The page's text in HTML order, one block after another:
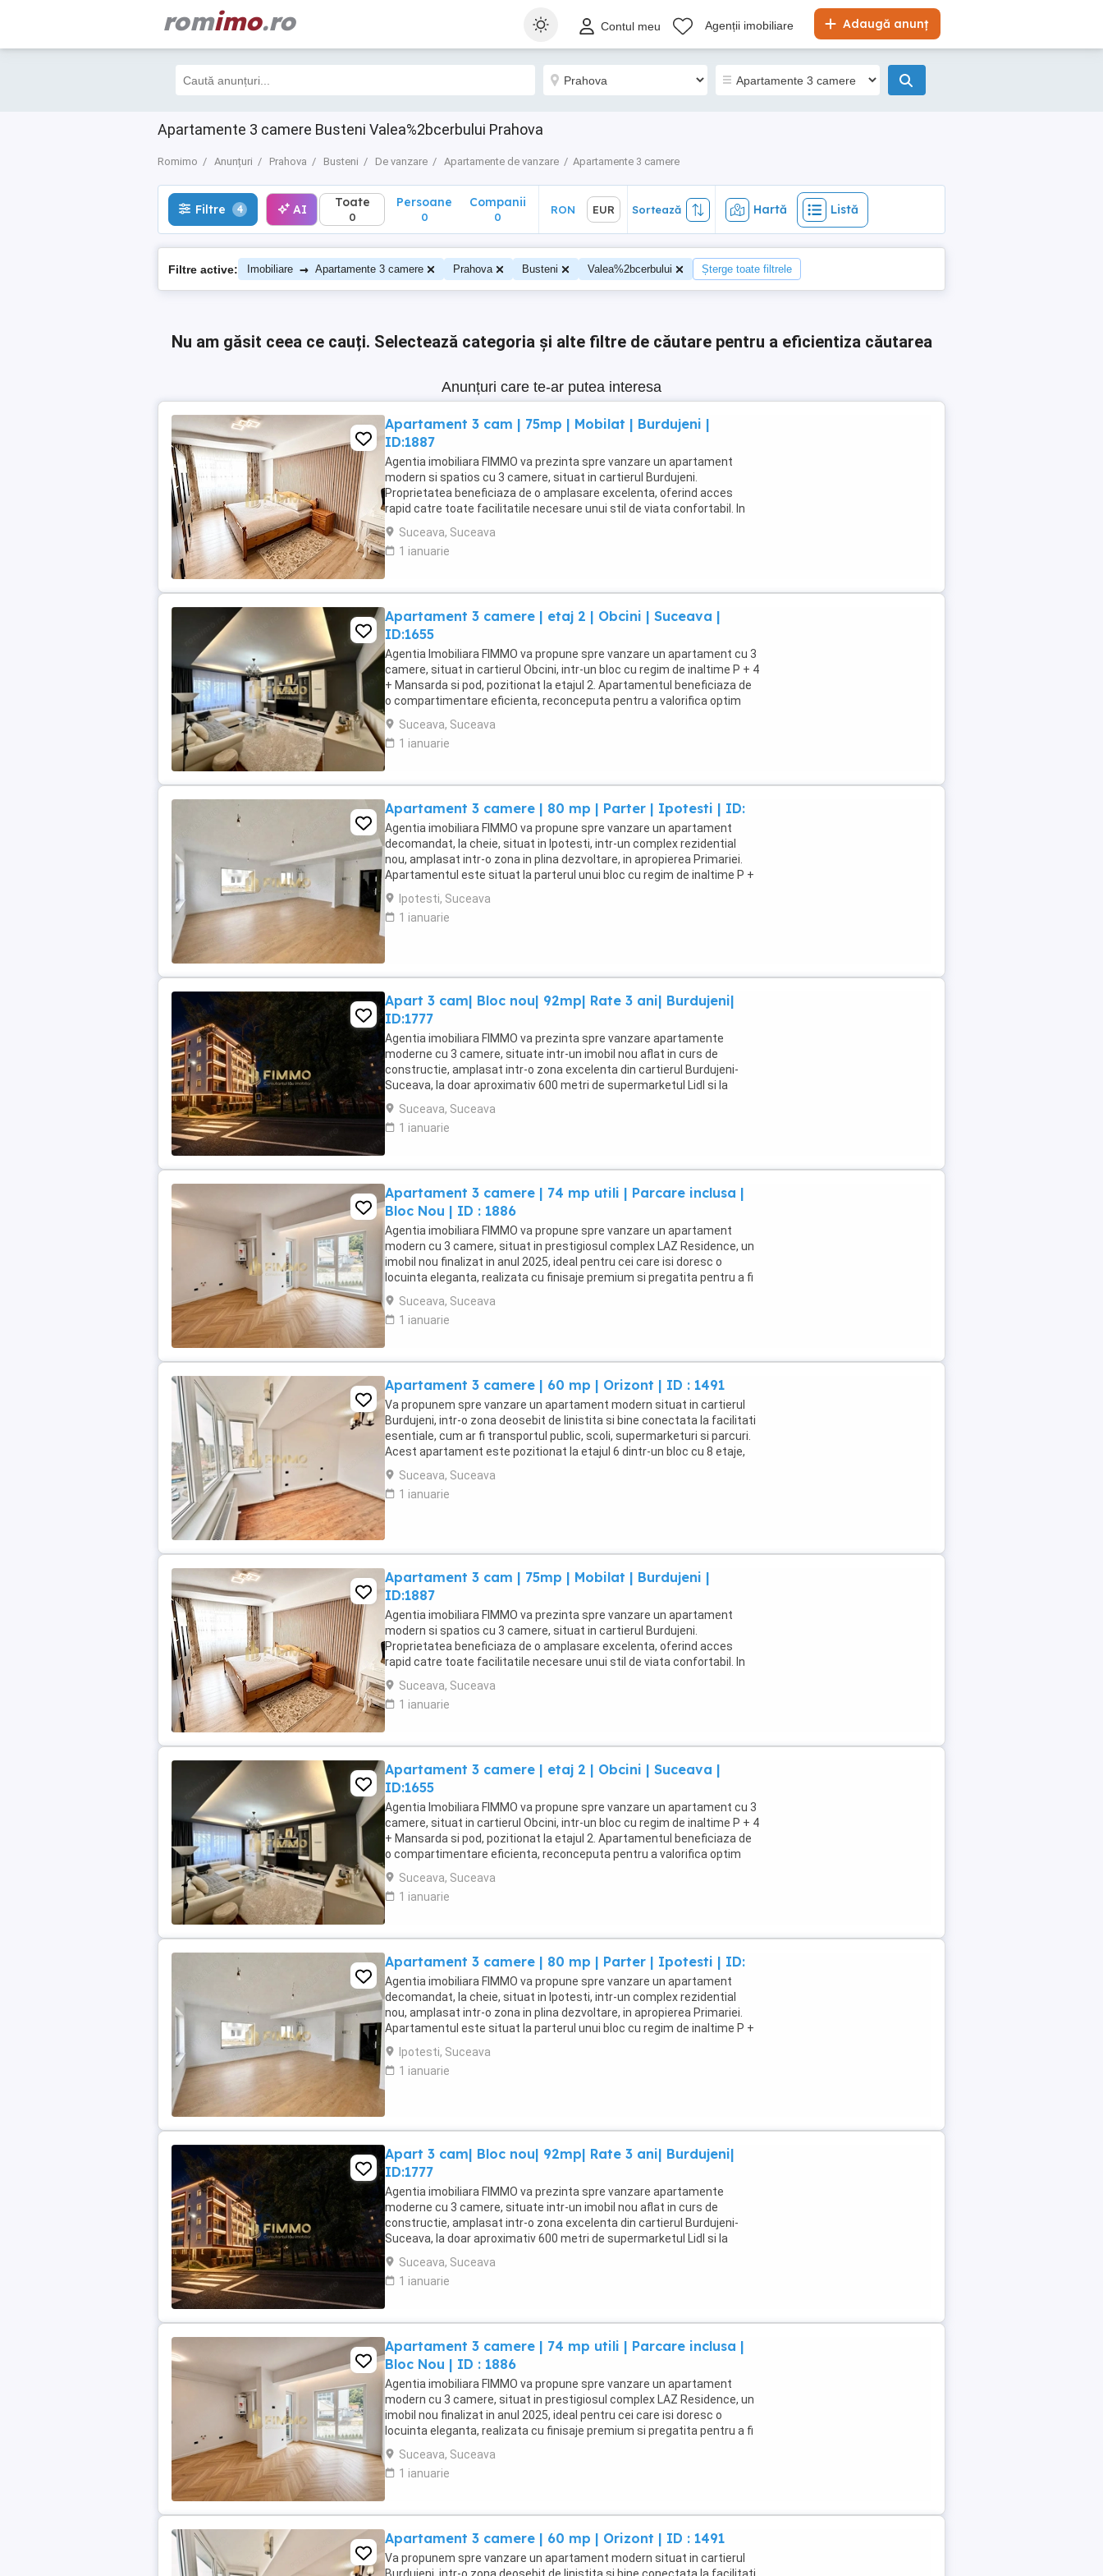
romimo.ro Adaugă anunț
Contul meu Agenții imobiliare
Apartamente 3 camere Busteni Valea%2bcerbului Prahova
Romimo Anunțuri Prahova Busteni De vanzare Apartamente de vanzare Apartamente 3 camere
Filtre 4 AI RON EUR Sortează Hartă Listă
Filtre 4 AI Toate
0
Persoane
0
Companii
0
RON EUR Sortează Hartă Listă
Filtre active: Imobiliare → Apartamente 3 camere Prahova Busteni Valea%2bcerbului Șterge toate filtrele
Nu am găsit ceea ce cauți. Selectează categoria și alte filtre de căutare pentru a eficientiza căutarea
Anunțuri care te-ar putea interesa
Apartament 3 cam | 75mp | Mobilat | Burdujeni |
ID:1887
Agentia imobiliara FIMMO va prezinta spre vanzare un apartament
modern si spatios cu 3 camere, situat in cartierul Burdujeni.
Proprietatea beneficiaza de o amplasare excelenta, oferind acces
rapid catre toate facilitatile necesare unui stil de viata confortabil. In
imediata apropiere se regasesc statii ...
Suceava, Suceava
1 ianuarie
Apartament 3 camere | etaj 2 | Obcini | Suceava |
ID:1655
Agentia Imobiliara FIMMO va propune spre vanzare un apartament cu 3
camere, situat in cartierul Obcini, intr-un bloc cu regim de inaltime P + 4
+ Mansarda si pod, pozitionat la etajul 2. Apartamentul beneficiaza de
o compartimentare eficienta, reconceputa pentru a valorifica optim
spatiul, oferind zone ...
Suceava, Suceava
1 ianuarie
Apartament 3 camere | 80 mp | Parter | Ipotesti | ID:
Agentia imobiliara FIMMO va propune spre vanzare un apartament
decomandat, la cheie, situat in Ipotesti, intr-un complex rezidential
nou, amplasat intr-o zona in plina dezvoltare, in apropierea Primariei.
Apartamentul este situat la parterul unui bloc cu regim de inaltime P +
2 si are o suprafata utila ...
Ipotesti, Suceava
1 ianuarie
Apart 3 cam| Bloc nou| 92mp| Rate 3 ani| Burdujeni|
ID:1777
Agentia imobiliara FIMMO va prezinta spre vanzare apartamente
moderne cu 3 camere, situate intr-un imobil nou aflat in curs de
constructie, amplasat intr-o zona excelenta din cartierul Burdujeni-
Suceava, la doar aproximativ 600 metri de supermarketul Lidl si la
aproximativ 200 metri de statia de ...
Suceava, Suceava
1 ianuarie
Apartament 3 camere | 74 mp utili | Parcare inclusa |
Bloc Nou | ID : 1886
Agentia imobiliara FIMMO va propune spre vanzare un apartament
modern cu 3 camere, situat in prestigiosul complex LAZ Residence, un
imobil nou finalizat in anul 2025, ideal pentru cei care isi doresc o
locuinta eleganta, realizata cu finisaje premium si pregatita pentru a fi
amenajata dupa propriul stil. Apartamentul ...
Suceava, Suceava
1 ianuarie
Apartament 3 camere | 60 mp | Orizont | ID : 1491
Va propunem spre vanzare un apartament modern situat in cartierul
Burdujeni, intr-o zona deosebit de linistita si bine conectata la facilitati
esentiale, cum ar fi transportul public, scoli, supermarketuri si parcuri.
Acest apartament este pozitionat la etajul 6 dintr-un bloc cu 8 etaje,
oferind o priveliste ...
Suceava, Suceava
1 ianuarie
Apartament 3 cam | 75mp | Mobilat | Burdujeni |
ID:1887
Agentia imobiliara FIMMO va prezinta spre vanzare un apartament
modern si spatios cu 3 camere, situat in cartierul Burdujeni.
Proprietatea beneficiaza de o amplasare excelenta, oferind acces
rapid catre toate facilitatile necesare unui stil de viata confortabil. In
imediata apropiere se regasesc statii ...
Suceava, Suceava
1 ianuarie
Apartament 3 camere | etaj 2 | Obcini | Suceava |
ID:1655
Agentia Imobiliara FIMMO va propune spre vanzare un apartament cu 3
camere, situat in cartierul Obcini, intr-un bloc cu regim de inaltime P + 4
+ Mansarda si pod, pozitionat la etajul 2. Apartamentul beneficiaza de
o compartimentare eficienta, reconceputa pentru a valorifica optim
spatiul, oferind zone ...
Suceava, Suceava
1 ianuarie
Apartament 3 camere | 80 mp | Parter | Ipotesti | ID:
Agentia imobiliara FIMMO va propune spre vanzare un apartament
decomandat, la cheie, situat in Ipotesti, intr-un complex rezidential
nou, amplasat intr-o zona in plina dezvoltare, in apropierea Primariei.
Apartamentul este situat la parterul unui bloc cu regim de inaltime P +
2 si are o suprafata utila ...
Ipotesti, Suceava
1 ianuarie
Apart 3 cam| Bloc nou| 92mp| Rate 3 ani| Burdujeni|
ID:1777
Agentia imobiliara FIMMO va prezinta spre vanzare apartamente
moderne cu 3 camere, situate intr-un imobil nou aflat in curs de
constructie, amplasat intr-o zona excelenta din cartierul Burdujeni-
Suceava, la doar aproximativ 600 metri de supermarketul Lidl si la
aproximativ 200 metri de statia de ...
Suceava, Suceava
1 ianuarie
Apartament 3 camere | 74 mp utili | Parcare inclusa |
Bloc Nou | ID : 1886
Agentia imobiliara FIMMO va propune spre vanzare un apartament
modern cu 3 camere, situat in prestigiosul complex LAZ Residence, un
imobil nou finalizat in anul 2025, ideal pentru cei care isi doresc o
locuinta eleganta, realizata cu finisaje premium si pregatita pentru a fi
amenajata dupa propriul stil. Apartamentul ...
Suceava, Suceava
1 ianuarie
Apartament 3 camere | 60 mp | Orizont | ID : 1491
Va propunem spre vanzare un apartament modern situat in cartierul